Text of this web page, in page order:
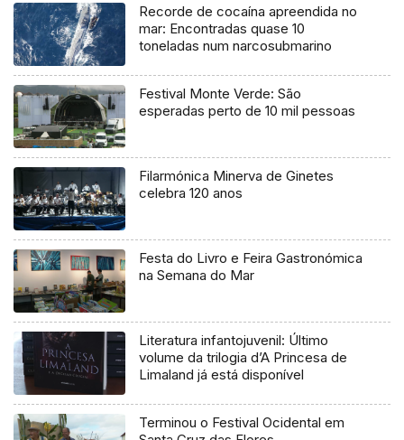
Recorde de cocaína apreendida no
mar: Encontradas quase 10
toneladas num narcosubmarino
Festival Monte Verde: São
esperadas perto de 10 mil pessoas
Filarmónica Minerva de Ginetes
celebra 120 anos
Festa do Livro e Feira Gastronómica
na Semana do Mar
Literatura infantojuvenil: Último
volume da trilogia d’A Princesa de
Limaland já está disponível
Terminou o Festival Ocidental em